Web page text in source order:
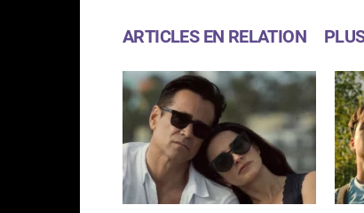
ARTICLES EN RELATION